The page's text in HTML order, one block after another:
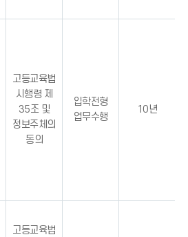
고등교육법
시행령 제
35조 및
정보주체의
동의
입학전형
업무수행
10년
고등교육법